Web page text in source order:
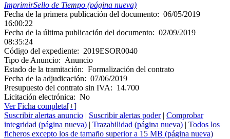
ImprimirSello de Tiempo (página nueva)
Fecha de la primera publicación del documento: 06/05/2019
16:00:22
Fecha de la última publicación del documento: 02/09/2019
08:35:24
Código del expediente: 2019ESOR0040
Tipo de Anuncio: Anuncio
Estado de la tramitación: Formalización del contrato
Fecha de la adjudicación: 07/06/2019
Presupuesto del contrato sin IVA: 14.700
Licitación electrónica: No
Ver Ficha completa[+]
Suscribir alertas anuncio | Suscribir alertas poder| Comprobar
integridad (página nueva) | Trazabilidad (página nueva) | Todos los
ficheros excepto los de tamaño superior a 15 MB (página nueva)